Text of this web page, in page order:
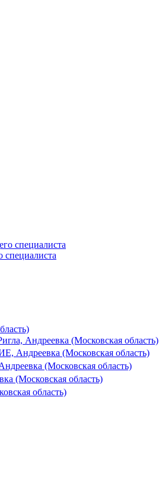
специалиста
Андреевка (Московская область)
(Московская область)
(Московская область)
(Московская область)
область)